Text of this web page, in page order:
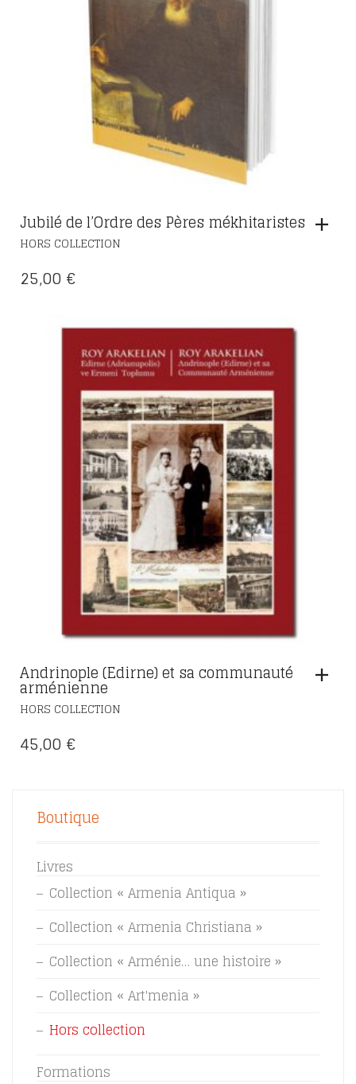
Jubilé de l’Ordre des Pères mékhitaristes
HORS COLLECTION
25,00 €
Andrinople (Edirne) et sa communauté
arménienne
HORS COLLECTION
45,00 €
Boutique
Livres
Collection « Armenia Antiqua »
Collection « Armenia Christiana »
Collection « Arménie… une histoire »
Collection « Art'menia »
Hors collection
Formations